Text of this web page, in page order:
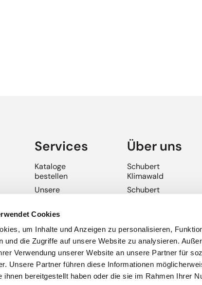
Cookies
um Inhalte und Anzeigen zu personalisieren,
und die Zugriffe auf unsere Website zu analysieren.
Verwendung unserer Website an unsere Partner für
Unsere Partner führen diese Informationen
ihnen bereitgestellt haben oder die sie im Rahmen Ihrer
Services
Kataloge
bestellen
Unsere
Buchen ohne
Anreise und
Haustürservice
Reiseversicherung
Mobilitätshinweise
Über uns
Schubert
Klimawald
Schubert